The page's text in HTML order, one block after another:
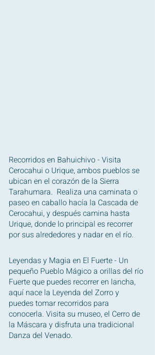
Recorridos en Bahuichivo - Visita
Cerocahui o Urique, ambos pueblos se
ubican en el corazón de la Sierra
Tarahumara.  Realiza una caminata o
paseo en caballo hacía la Cascada de
Cerocahui, y después camina hasta
Urique, donde lo principal es recorrer
por sus alrededores y nadar en el río.
Leyendas y Magia en El Fuerte - Un
pequeño Pueblo Mágico a orillas del río
Fuerte que puedes recorrer en lancha,
aquí nace la Leyenda del Zorro y
puedes tomar recorridos para
conocerla. Visita su museo, el Cerro de
la Máscara y disfruta una tradicional
Danza del Venado.